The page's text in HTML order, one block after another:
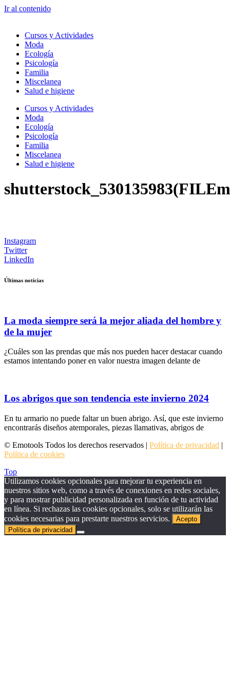
Ir al contenido
Cursos y Actividades
Moda
Ecología
Psicología
Familia
Miscelanea
Salud e higiene
Cursos y Actividades
Moda
Ecología
Psicología
Familia
Miscelanea
Salud e higiene
Instagram
Twitter
LinkedIn
Últimas noticias
La moda siempre será la mejor aliada del hombre y
de la mujer
¿Cuáles son las prendas que más nos pueden hacer destacar cuando
estamos intentando poner en valor nuestra imagen delante de
Los abrigos que son tendencia este invierno 2024
En tu armario no puede faltar un buen abrigo. Así, que este invierno
encontrarás diseños atemporales, piezas llamativas, abrigos de
© Emotools Todos los derechos reservados | Política de privacidad |
Política de cookies
Top
Utilizamos cookies opcionales para mejorar tu experiencia en
nuestros sitios web, como a través de conexiones en redes sociales,
y para mostrar publicidad personalizada en función de tu actividad
en línea. Si rechazas las cookies opcionales, solo se utilizarán las
cookies necesarias para prestarte nuestros servicios.
Acepto
Política de privacidad